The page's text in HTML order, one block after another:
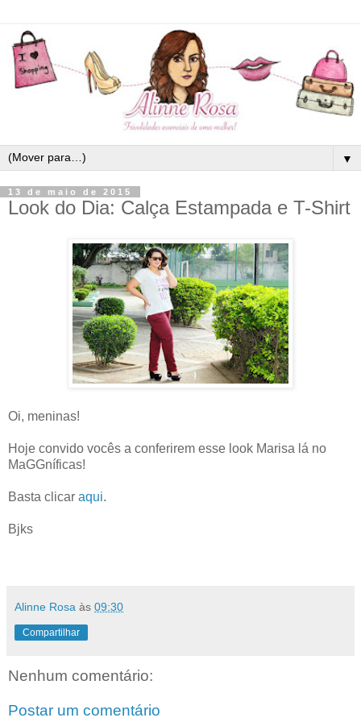
▼
13 de maio de 2015
Look do Dia: Calça Estampada e T-Shirt
Oi, meninas!
Hoje convido vocês a conferirem esse look Marisa lá no
MaGGníficas!
Basta clicar aqui.
Bjks
Alinne Rosa às 09:30
Compartilhar
Nenhum comentário:
Postar um comentário